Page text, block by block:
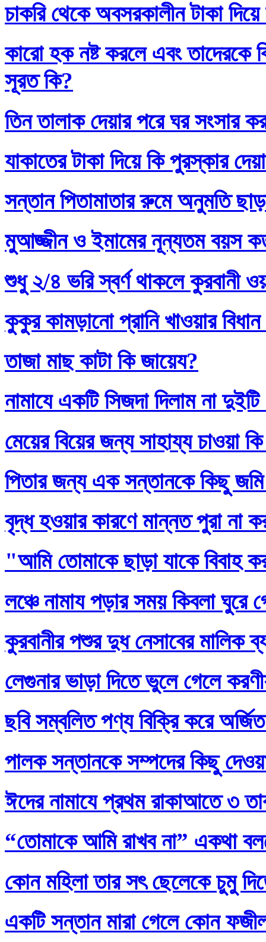
চাকরি থেকে অবসরকালীন টাকা
কারো হক নষ্ট করলে এবং তাদেরকে
সূরত কি?
তিন তালাক দেয়ার পরে ঘর সংসার
যাকাতের টাকা দিয়ে কি পুরস্কার
সন্তান পিতামাতার রুমে অনুমতি
মুআজ্জীন ও ইমামের নূন্যতম বয়স
শুধু ২/৪ ভরি স্বর্ণ থাকলে কুরবানী
কুকুর কামড়ানো প্রানি খাওয়ার
তাজা মাছ কাটা কি জায়েয?
নামাযে একটি সিজদা দিলাম না
মেয়ের বিয়ের জন্য সাহায্য চাওয়া
পিতার জন্য এক সন্তানকে কিছু জমি
বৃদ্ধ হওয়ার কারণে মান্নত পুরা না
"আমি তোমাকে ছাড়া যাকে
লঞ্চে নামায পড়ার সময় কিবলা ঘুরে
কুরবানীর পশুর দুধ নেসাবের মালিক
লেগুনার ভাড়া দিতে ভুলে গেলে
ছবি সম্বলিত পণ্য বিক্রি করে
পালক সন্তানকে সম্পদের কিছু
ঈদের নামাযে প্রথম রাকাআতে ৩
“তোমাকে আমি রাখব না” একথা
কোন মহিলা তার সৎ ছেলেকে চুমু
একটি সন্তান মারা গেলে কোন